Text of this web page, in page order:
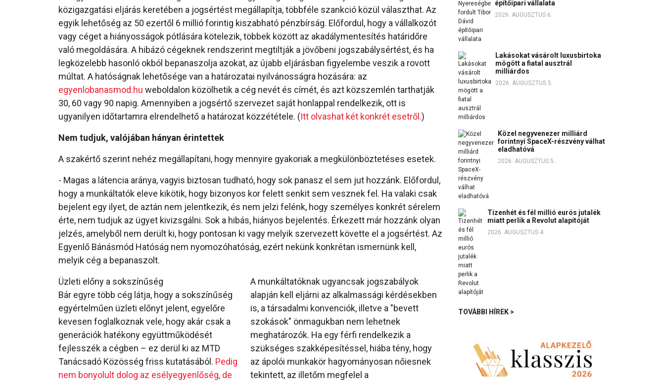
közigazgatási eljárás keretében a jogsértést megállapítja, többféle szankció közül választhat. Az
egyik lehetőség az 50 ezertől 6 millió forintig kiszabható pénzbírság. Előfordul, hogy a vállalkozót
vagy céget a hiányosságok pótlására kötelezik, többek között az akadálymentesítés határidőre
való megoldására. A hibázó cégeknek rendszerint megtiltják a jövőbeni jogszabálysértést, és ha
legközelebb hasonló okból bepanaszolja azokat, az újabb eljárásban figyelembe veszik a rovott
múltat. A hatóságnak lehetősége van a határozatai nyilvánosságra hozására: az
egyenlobanasmod.hu weboldalon közölhetik a cég nevét és címét, és azt közszemlén tarthatják
30, 60 vagy 90 napig. Amennyiben a jogsértő szervezet saját honlappal rendelkezik, ott is
ugyanilyen időtartamra elrendelhető a határozat közzététele. (Itt olvashat két konkrét esetről.)
Nem tudjuk, valójában hányan érintettek
A szakértő szerint nehéz megállapítani, hogy mennyire gyakoriak a megkülönböztetéses esetek.
- Magas a látencia aránya, vagyis biztosan tudható, hogy sok panasz el sem jut hozzánk. Előfordul,
hogy a munkáltatók eleve kikötik, hogy bizonyos kor felett senkit sem vesznek fel. Ha valaki csak
bejelent egy ilyet, de aztán nem jelentkezik, és nem jelzi felénk, hogy személyes konkrét sérelem
érte, nem tudjuk az ügyet kivizsgálni. Sok a hibás, hiányos bejelentés. Érkezett már hozzánk olyan
jelzés, amelyből nem derült ki, hogy pontosan ki vagy melyik szervezett követte el a jogsértést. Az
Egyenlő Bánásmód Hatóság nem nyomozóhatóság, ezért nekünk konkrétan ismernünk kell,
melyik cég a bepanaszolt.
Üzleti előny a sokszínűség
Bár egyre több cég látja, hogy a sokszínűség
egyértelműen üzleti előnyt jelent, egyelőre
kevesen foglalkoznak vele, hogy akár csak a
generációk hatékony együttműködését
fejlesszék a cégben – ez derül ki az MTD
Tanácsadó Közösség friss kutatásából. Pedig
nem bonyolult dolog az esélyegyenlőség, de
A munkáltatóknak ugyancsak jogszabályok
alapján kell eljárni az alkalmassági kérdésekben
is, a társadalmi konvenciók, illetve a "bevett
szokások" önmagukban nem lehetnek
meghatározók. Ha egy férfi rendelkezik a
szükséges szakképesítéssel, hiába tény, hogy
az ápolói munkakör hagyományosan nőiesnek
tekintett, az illetőm megfelel a
építőipari vállalata
2026. AUGUSZTUS 6.
Lakásokat vásárolt luxusbirtoka
mögött a fiatal ausztrál
milliárdos
2026. AUGUSZTUS 5.
Közel negyvenezer milliárd
forintnyi SpaceX-részvény válhat
eladhatóvá
2026. AUGUSZTUS 5.
Tizenhét és fél millió eurós jutalék
miatt perlik a Revolut alapítóját
2026. AUGUSZTUS 4.
TOVÁBBI HÍREK >